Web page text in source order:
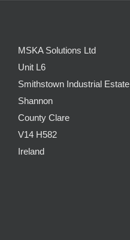
MSKA Solutions Ltd
Unit L6
Smithstown Industrial Estate
Shannon
County Clare
V14 H582
Ireland